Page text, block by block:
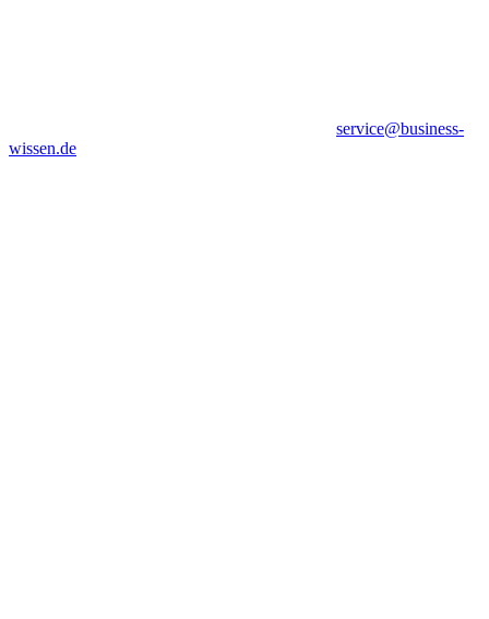
service@business-
wissen.de